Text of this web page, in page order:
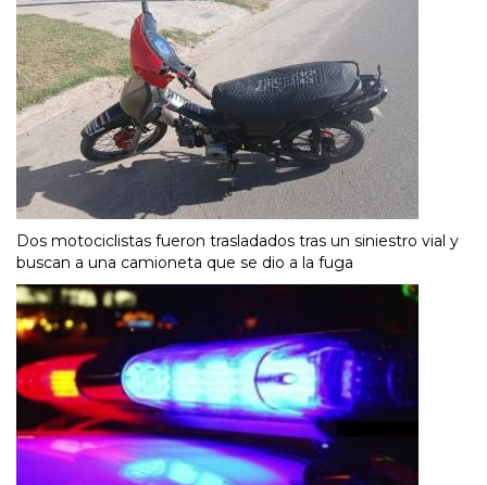
Dos motociclistas fueron trasladados tras un siniestro vial y
buscan a una camioneta que se dio a la fuga